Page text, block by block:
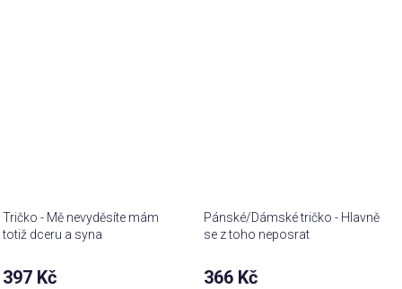
Tričko - Mě nevyděsíte mám
totiž dceru a syna
397 Kč
Pánské/Dámské tričko - Hlavně
se z toho neposrat
366 Kč